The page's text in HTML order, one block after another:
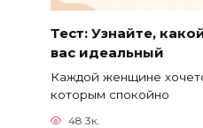
Тест: Узнайте,
вас идеальный
Каждой женщине
которым спокойно
48.3к.